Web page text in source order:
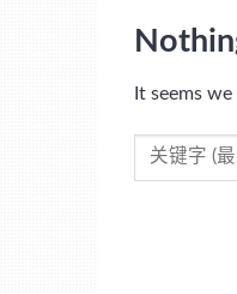
It seems